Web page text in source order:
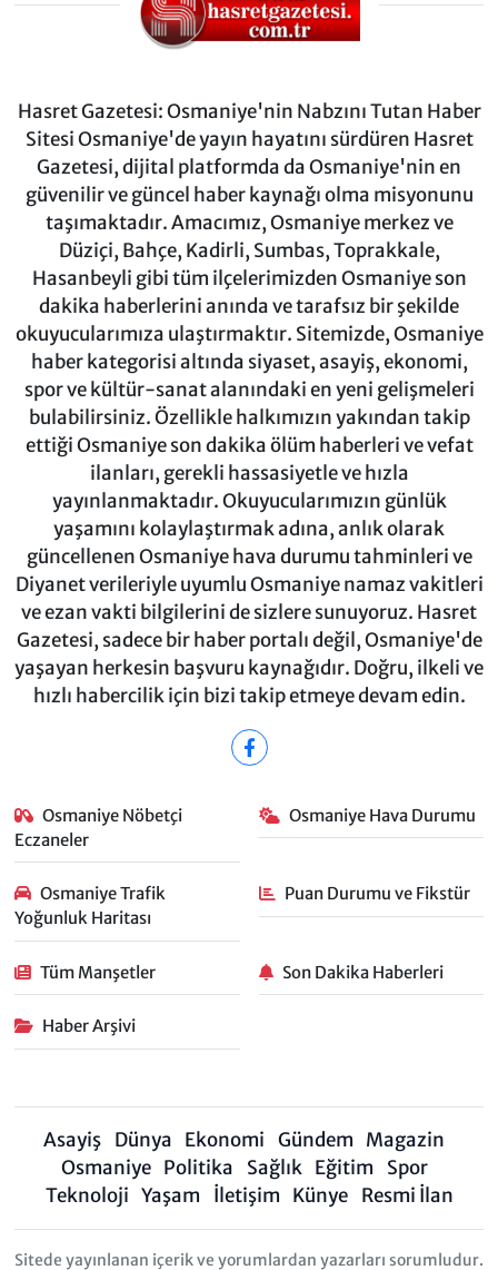
Hasret Gazetesi: Osmaniye'nin Nabzını Tutan Haber
Sitesi Osmaniye'de yayın hayatını sürdüren Hasret
Gazetesi, dijital platformda da Osmaniye'nin en
güvenilir ve güncel haber kaynağı olma misyonunu
taşımaktadır. Amacımız, Osmaniye merkez ve
Düziçi, Bahçe, Kadirli, Sumbas, Toprakkale,
Hasanbeyli gibi tüm ilçelerimizden Osmaniye son
dakika haberlerini anında ve tarafsız bir şekilde
okuyucularımıza ulaştırmaktır. Sitemizde, Osmaniye
haber kategorisi altında siyaset, asayiş, ekonomi,
spor ve kültür-sanat alanındaki en yeni gelişmeleri
bulabilirsiniz. Özellikle halkımızın yakından takip
ettiği Osmaniye son dakika ölüm haberleri ve vefat
ilanları, gerekli hassasiyetle ve hızla
yayınlanmaktadır. Okuyucularımızın günlük
yaşamını kolaylaştırmak adına, anlık olarak
güncellenen Osmaniye hava durumu tahminleri ve
Diyanet verileriyle uyumlu Osmaniye namaz vakitleri
ve ezan vakti bilgilerini de sizlere sunuyoruz. Hasret
Gazetesi, sadece bir haber portalı değil, Osmaniye'de
yaşayan herkesin başvuru kaynağıdır. Doğru, ilkeli ve
hızlı habercilik için bizi takip etmeye devam edin.
Osmaniye Nöbetçi
Eczaneler
Osmaniye Hava Durumu
Osmaniye Trafik
Yoğunluk Haritası
Puan Durumu ve Fikstür
Tüm Manşetler Son Dakika Haberleri
Haber Arşivi
Asayiş Dünya Ekonomi Gündem Magazin
Osmaniye Politika Sağlık Eğitim
Spor
Teknoloji Yaşam İletişim Künye Resmi İlan
Sitede yayınlanan içerik ve yorumlardan yazarları sorumludur.